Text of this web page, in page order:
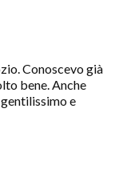
Conoscevo già
bene. Anche
e